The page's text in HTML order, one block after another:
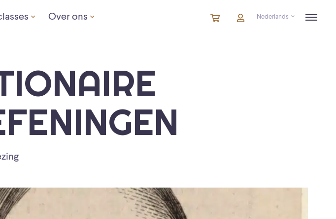
Over ons Winkelmandje
artikelenAccountNederlands